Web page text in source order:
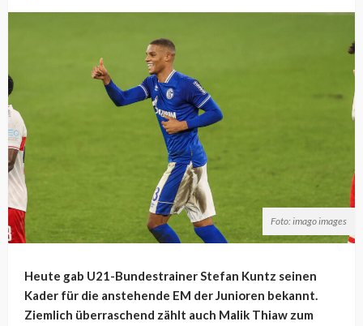
Foto: imago images
Heute gab U21-Bundestrainer Stefan Kuntz seinen
Kader für die anstehende EM der Junioren bekannt.
Ziemlich überraschend zählt auch Malik Thiaw zum